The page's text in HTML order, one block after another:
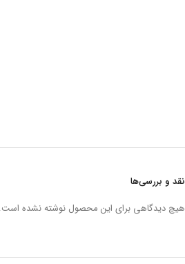
نقد و بررسی‌ها
هیچ دیدگاهی برای این محصول نوشته نشده است.